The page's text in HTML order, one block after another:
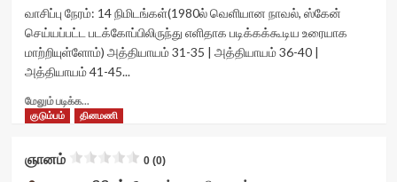
7a94e671a440d'
data-
rating='2.8'
data-
rater-
data-
rater-
data-
class='yasr-
stars-
title
yasr-
rater-
id='yasr-
visitor-
readonly-
rater-
வாசிப்பு நேரம்: 14 நிமிடங்கள்(1980ல் வெளியான நாவல், ஸ்கேன்
செய்யப்பட்ட படக்கோப்பிலிருந்து எளிதாக படிக்கக்கூடிய உரையாக
மாற்றியுள்ளோம்) அத்தியாயம் 31-35 | அத்தியாயம் 36-40 |
அத்தியாயம் 41-45...
மேலும் படிக்க...
more
சங்கர்லால்
வந்துவிட்டார்!
குடும்பம் தினமணி
ஞானம் 0 (0)